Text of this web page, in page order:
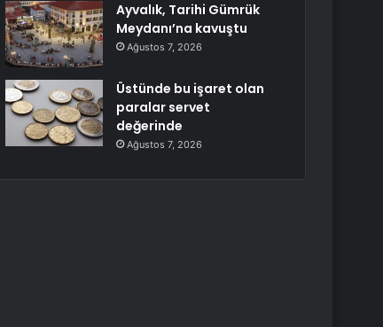
Ayvalık, Tarihi Gümrük
Meydanı’na kavuştu
Ağustos 7, 2026
Üstünde bu işaret olan
paralar servet
değerinde
Ağustos 7, 2026